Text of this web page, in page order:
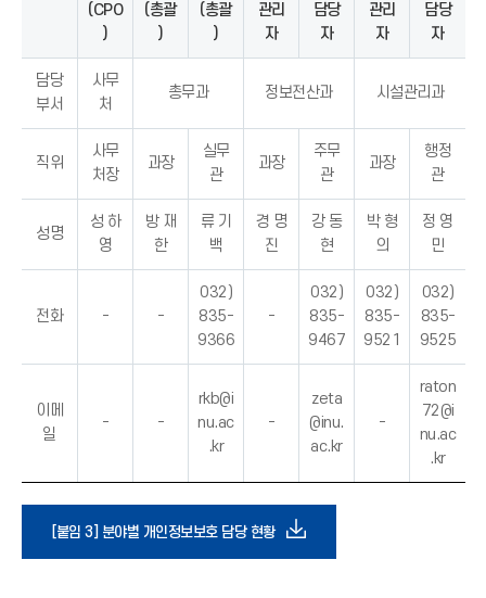
(CPO
)
(총괄
)
(총괄
)
관리
자
담당
자
관리
자
담당
자
담당
부서
사무
처
총무과 정보전산과 시설관리과
직위
사무
처장
과장
실무
관
과장
주무
관
과장
행정
관
성명
성 하
영
방 재
한
류 기
백
경 명
진
강 동
현
박 형
의
정 영
민
전화 - -
032)
835-
9366
-
032)
835-
9467
032)
835-
9521
032)
835-
9525
이메
일
- -
rkb@i
nu.ac
.kr
-
zeta
@inu.
ac.kr
-
raton
72@i
nu.ac
.kr
[붙임 3] 분야별 개인정보보호 담당 현황다